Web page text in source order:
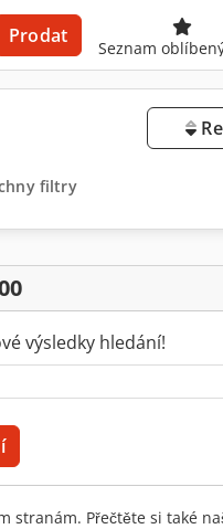
Prodat
Seznam
filtry
výsledky hledání!
stranám. Přečtěte si také